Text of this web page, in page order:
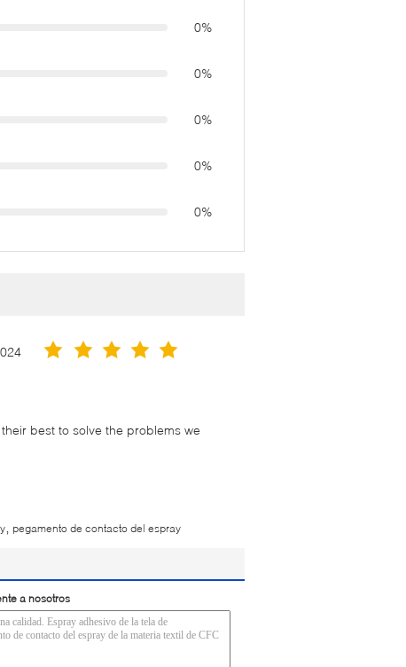
0%
0%
0%
0%
0%
best to solve the problems we
pegamento de contacto del espray
a nosotros